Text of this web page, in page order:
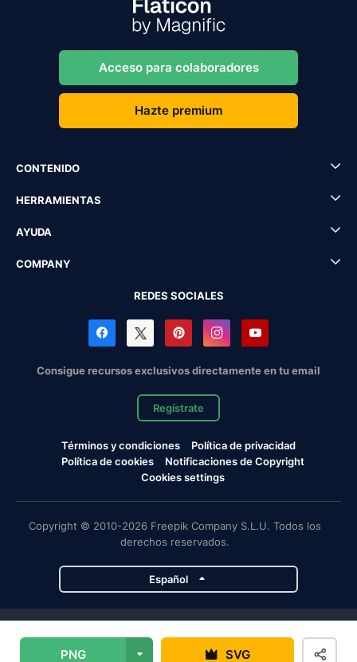
PNG SVG
Acceso para colaboradores
Hazte premium
CONTENIDO
HERRAMIENTAS
AYUDA
COMPANY
REDES SOCIALES
Consigue recursos exclusivos directamente en tu email
Regístrate
Términos y condiciones
Política de privacidad
Política de cookies
Notificaciones de Copyright
Cookies settings
Copyright © 2010-2026 Freepik Company S.L.U. Todos los
derechos reservados.
Español